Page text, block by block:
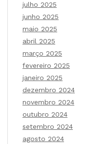
julho 2025
junho 2025
maio 2025
abril 2025
março 2025
fevereiro 2025
janeiro 2025
dezembro 2024
novembro 2024
outubro 2024
setembro 2024
agosto 2024